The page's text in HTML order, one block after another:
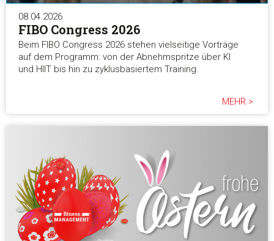
08.04.2026
FIBO Congress 2026
Beim FIBO Congress 2026 stehen vielseitige Vorträge
auf dem Programm: von der Abnehmspritze über KI
und HIIT bis hin zu zyklusbasiertem Training.
MEHR >